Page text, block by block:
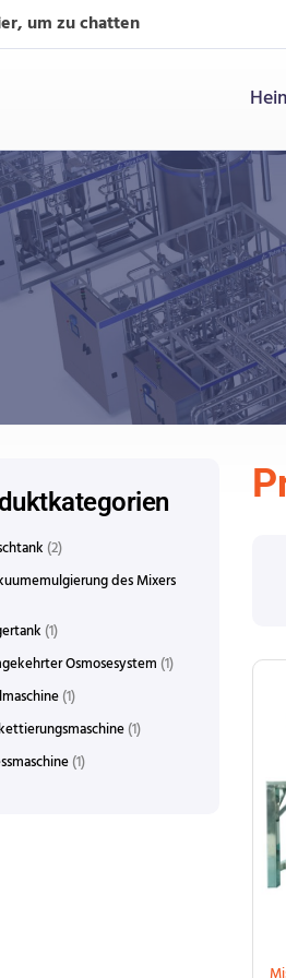
um zu chatten
2
des Mixers
1
Osmosesystem 1
1
1
1